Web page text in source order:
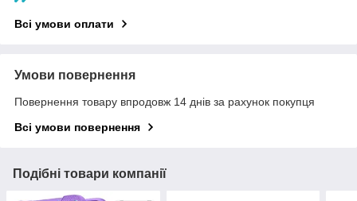
Всі умови оплати
Умови повернення
Повернення товару впродовж 14 днів за рахунок покупця
Всі умови повернення
Подібні товари компанії